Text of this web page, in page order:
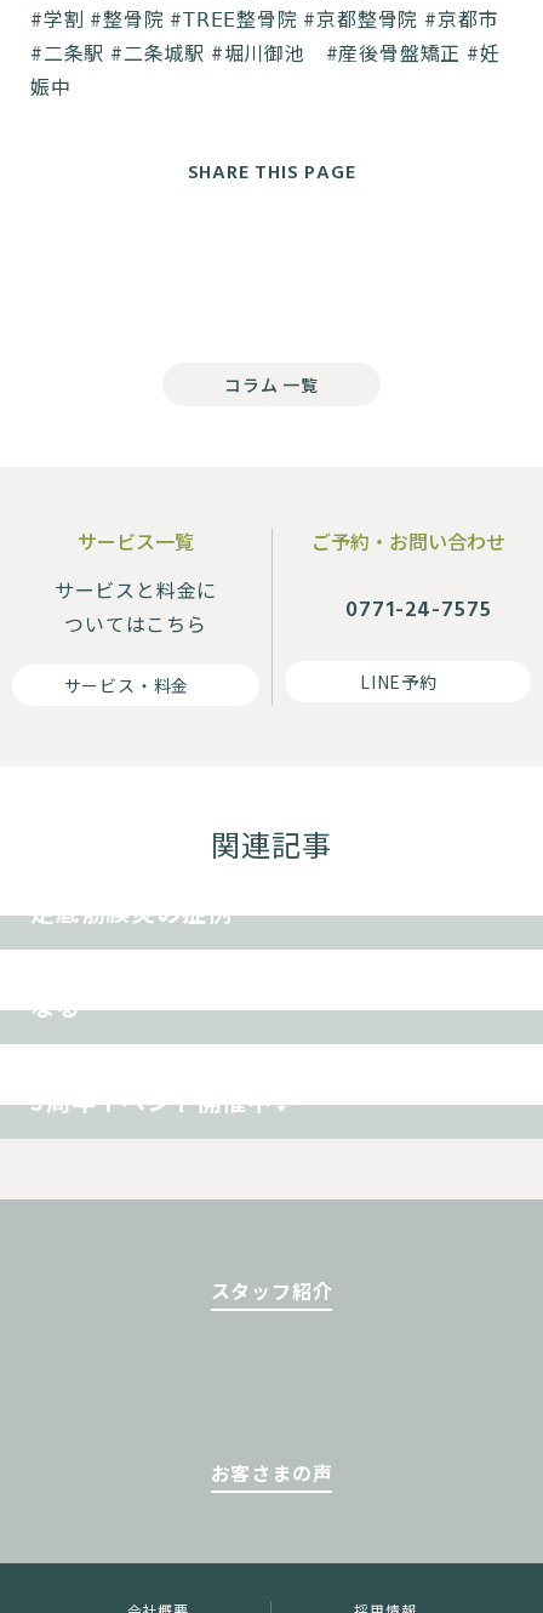
#学割 #整骨院 #𝖳𝖱𝖤𝖤整骨院 #京都整骨院 #京都市
#二条駅 #二条城駅 #堀川御池 #産後骨盤矯正 #妊
娠中
SHARE THIS PAGE
コラム 一覧
サービス一覧
サービスと料金に
ついてはこちら
サービス・料金
ご予約・お問い合わせ
0771-24-7575
LINE予約
関連記事
首痛 ヘルニア
足底筋膜炎の症例
交通事故
ダイエット
なる
腰痛
3周年イベント開催中✨
スタッフ紹介
お客さまの声